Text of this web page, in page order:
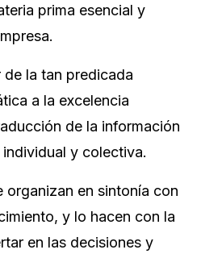
prima esencial y
de la tan predicada
a la excelencia
de la información
y colectiva.
organizan en sintonía con
y lo hacen con la
en las decisiones y